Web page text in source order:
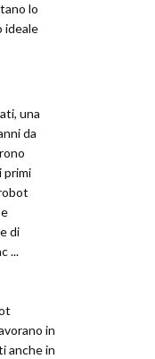
lo
ideale
una
da
primi
di
...
in
anche in